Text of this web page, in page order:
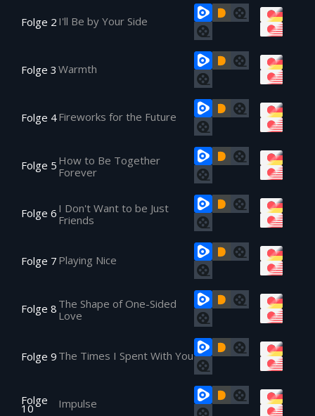
Folge 2 I'll Be by Your Side
Folge 3 Warmth
Folge 4Fireworks for the Future
Folge 5 How to Be Together
Forever
Folge 6 I Don't Want to be Just
Friends
Folge 7 Playing Nice
Folge 8 The Shape of One-Sided
Love
Folge 9 The Times I Spent With You
Folge
10 Impulse